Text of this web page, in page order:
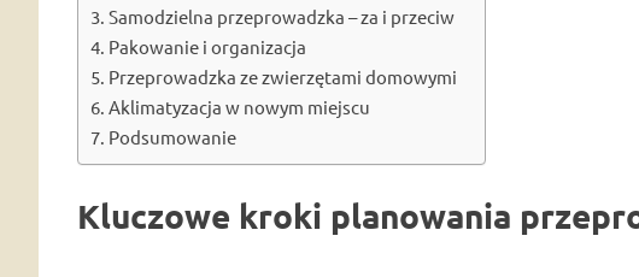
Samodzielna przeprowadzka – za i przeciw
Pakowanie i organizacja
Przeprowadzka ze zwierzętami domowymi
Aklimatyzacja w nowym miejscu
Podsumowanie
Kluczowe kroki planowania